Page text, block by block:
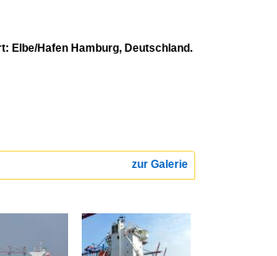
Elbe/Hafen Hamburg, Deutschland.
zur Galerie